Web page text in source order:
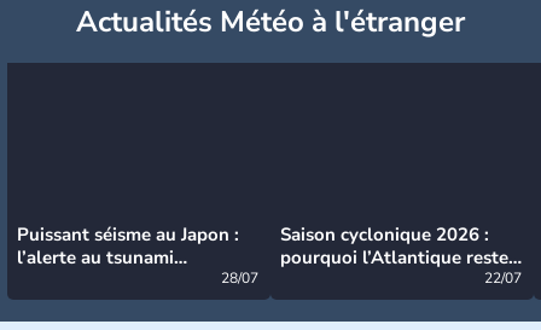
Actualités Météo à l'étranger
Puissant séisme au Japon :
l’alerte au tsunami
28/07
Saison cyclonique 2026 :
pourquoi l’Atlantique reste
22/07